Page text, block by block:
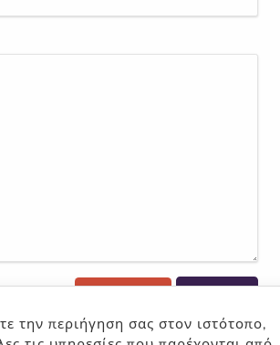
την περιήγηση σας στον ιστότοπο,